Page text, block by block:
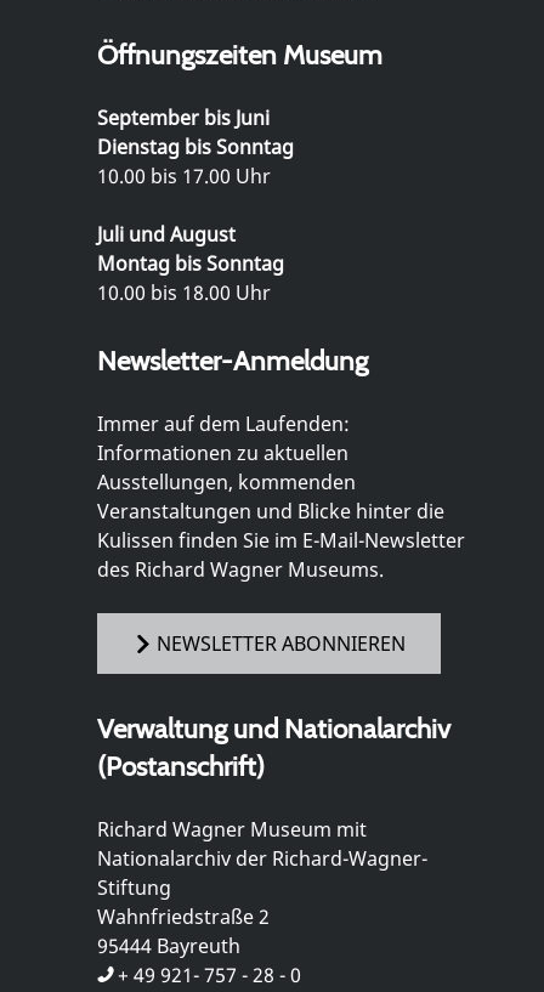
Öffnungszeiten Museum
September bis Juni
Dienstag bis Sonntag
10.00 bis 17.00 Uhr
Juli und August
Montag bis Sonntag
10.00 bis 18.00 Uhr
Newsletter-Anmeldung
Immer auf dem Laufenden:
Informationen zu aktuellen
Ausstellungen, kommenden
Veranstaltungen und Blicke hinter die
Kulissen finden Sie im E-Mail-Newsletter
des Richard Wagner Museums.
NEWSLETTER ABONNIEREN
Verwaltung und Nationalarchiv
(Postanschrift)
Richard Wagner Museum mit
Nationalarchiv der Richard-Wagner-
Stiftung
Wahnfriedstraße 2
95444 Bayreuth
+ 49 921- 757 - 28 - 0